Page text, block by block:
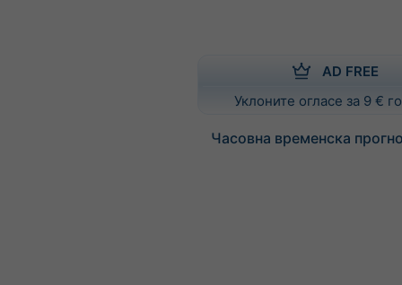
AD FREE
Уклоните огласе за 9 €
Часовна временска